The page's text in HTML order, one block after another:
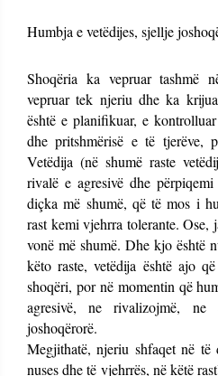
Humbja e vetëdijes, sjellje
Shoqëria ka vepruar tashmë
vepruar tek njeriu dhe ka
është e planifikuar, e
dhe pritshmërisë e të tjerëve,
Vetëdija (në shumë raste
rivalë e agresivë dhe
diçka më shumë, që të mos i
rast kemi vjehrra tolerante. Ose,
vonë më shumë. Dhe kjo është
këto raste, vetëdija është ajo
shoqëri, por në momentin që
agresivë, ne rivalizojmë, ne
joshoqërorë.
Megjithatë, njeriu shfaqet në
nuses dhe të vjehrrës, në këtë